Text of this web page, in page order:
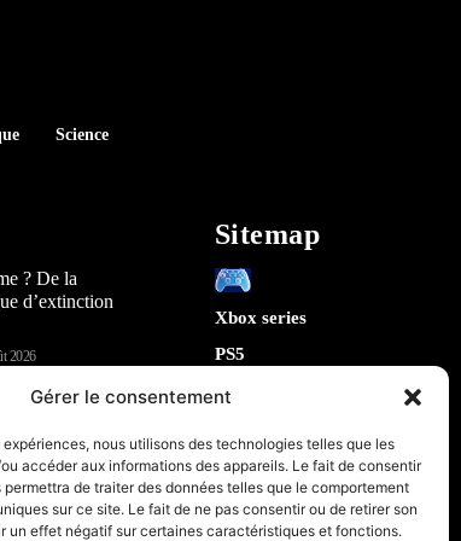
Gérer le consentement
nous utilisons des technologies telles que les
accéder aux informations des appareils. Le fait de consentir
de traiter des données telles que le comportement
sur ce site. Le fait de ne pas consentir ou de retirer son
un effet négatif sur certaines caractéristiques et fonctions.
Science
? De la
d’extinction
2026
sur la
en 2026
de Chrome : 5
de votre
Sitemap
Xbox series
PS5
Switch
IA
Robotique
Espace